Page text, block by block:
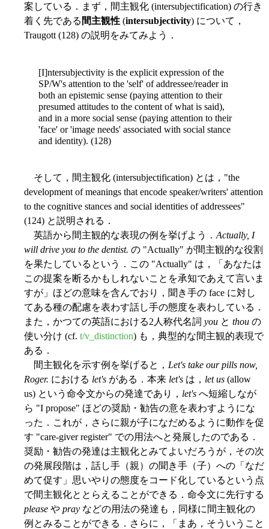
案している．まず，間主観化 (intersubjectification) の行き
着く先である 間主観性 (intersubjectivity) について，
Traugott (128) の説明をみてみよう．
[I]ntersubjectivity is the explicit expression of the
SP/W's attention to the 'self' of addressee/reader in
both an epistemic sense (paying attention to their
presumed attitudes to the content of what is said),
and in a more social sense (paying attention to their
'face' or 'image needs' associated with social stance
and identity). (128)
そして，間主観化 (intersubjectification) とは，"the
development of meanings that encode speaker/writers' attention
to the cognitive stances and social identities of addressees"
(124) と説明される．
英語から間主観的な表現の例を挙げよう． Actually, I
will drive you to the dentist. の "Actually" が間主観的な役割
を果たしているという．この "Actually" は，「あなたは
この提案を断るかもしれないことを承知であえて言いま
すが」ほどの意味を含んでおり，聞き手の face に対し
てある種の配慮を表わす話し手の態度を表わしている．
また，かつての英語における2人称代名詞 you と thou の
使い分け (cf. t/v_distinction) も，典型的な間主観的表現で
ある．
間主観化を示す例を挙げると， Let's take our pills now,
Roger. における let's がある．本来 let's は， let us (allow
us) という命令文からの発達であり， let's へ短縮しなが
ら "I propose" ほどの奨励・勧告の意を表わすようにな
った．これが，さらに親が子になだめるように動作を促
す "care-giver register" での用法へと発展したのである．
奨励・勧告の発達は主観化とみてよいだろうが，その次
の発展段階は，話し手（親）の聞き手（子）への「なだ
めて促す」思いやりの態度をコード化しているという点
で間主観化ととらえることができる．命令文に先行する
please や pray などの用法の発達も，同様に間主観化の
例とみることができる．さらに，「まあ，そういうこと